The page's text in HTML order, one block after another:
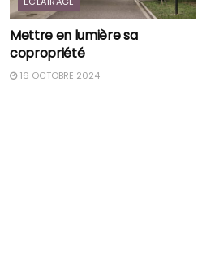
Mettre en lumière sa
copropriété
16 OCTOBRE 2024